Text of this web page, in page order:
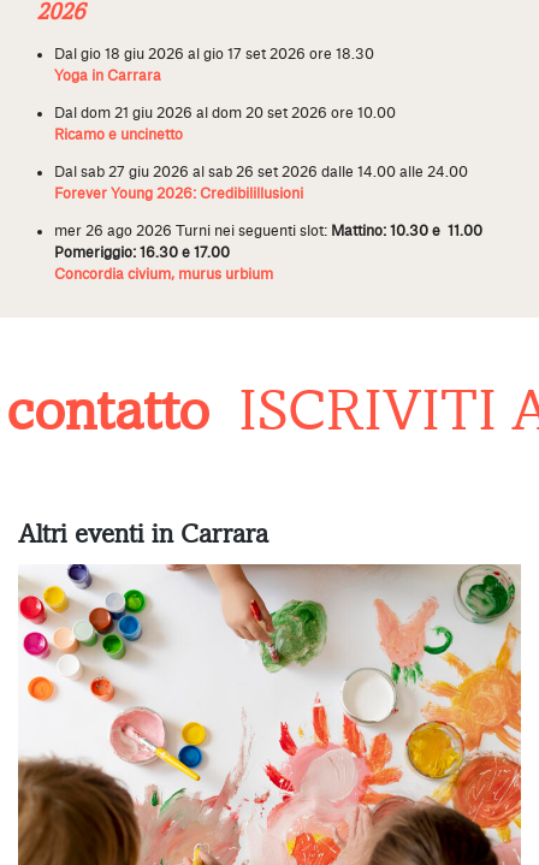
2026
Dal gio 18 giu 2026 al gio 17 set 2026 ore 18.30
Yoga in Carrara
Dal dom 21 giu 2026 al dom 20 set 2026 ore 10.00
Ricamo e uncinetto
Dal sab 27 giu 2026 al sab 26 set 2026 dalle 14.00 alle 24.00
Forever Young 2026: Credibilillusioni
mer 26 ago 2026 Turni nei seguenti slot: Mattino: 10.30 e 11.00
Pomeriggio: 16.30 e 17.00
Concordia civium, murus urbium
ISCRIVITI
Altri eventi in Carrara